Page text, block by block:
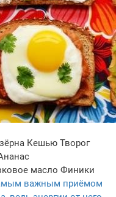
Кешью Творог
масло Финики
важным приёмом